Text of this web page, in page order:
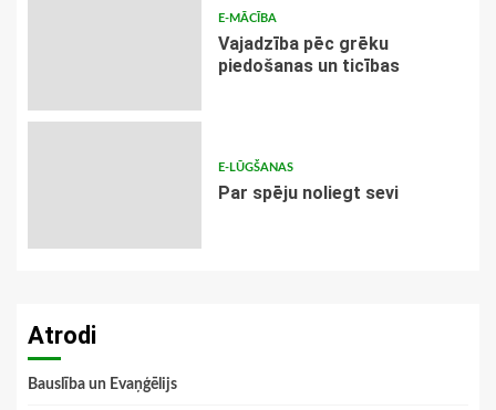
E-MĀCĪBA
Vajadzība pēc grēku
piedošanas un ticības
E-LŪGŠANAS
Par spēju noliegt sevi
Atrodi
Bauslība un Evaņģēlijs